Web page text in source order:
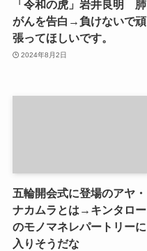
「令和の虎」岩井良明 肺
がんを告白→負けないで頑
張ってほしいです。
2024年8月2日
五輪開会式に登場のアヤ・
ナカムラとは→キンタロー
のモノマネレパートリーに
入りそうだな